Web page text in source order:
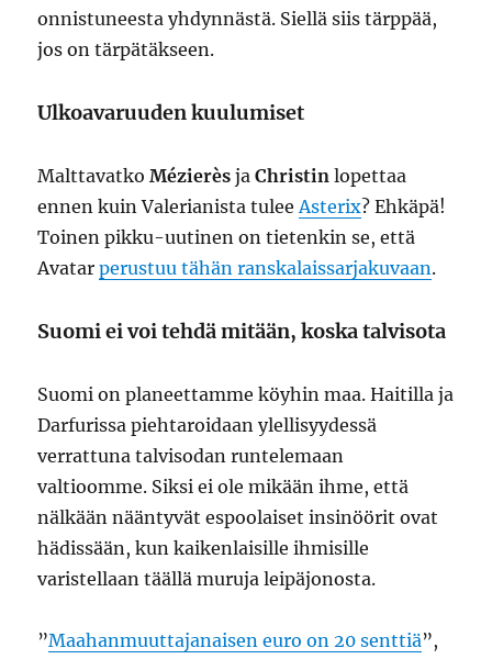
onnistuneesta yhdynnästä. Siellä siis tärppää,
jos on tärpätäkseen.
Ulkoavaruuden kuulumiset
MalttavatkoMézierès jaChristin lopettaa
ennen kuin Valerianista tuleeAsterix? Ehkäpä!
Toinen pikku-uutinen on tietenkin se, että
Avatarperustuu tähän ranskalaissarjakuvaan.
Suomi ei voi tehdä mitään, koska talvisota
Suomi on planeettamme köyhin maa. Haitilla ja
Darfurissa piehtaroidaan ylellisyydessä
verrattuna talvisodan runtelemaan
valtioomme. Siksi ei ole mikään ihme, että
nälkään nääntyvät espoolaiset insinöörit ovat
hädissään, kun kaikenlaisille ihmisille
varistellaan täällä muruja leipäjonosta.
”Maahanmuuttajanaisen euro on 20 senttiä”,